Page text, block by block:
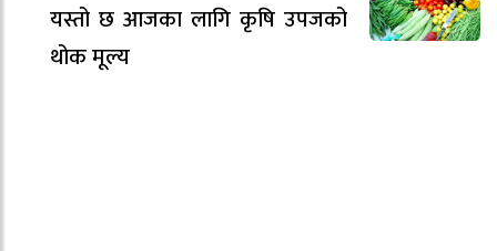
यस्तो छ आजका लागि कृषि उपजको
थोक मूल्य